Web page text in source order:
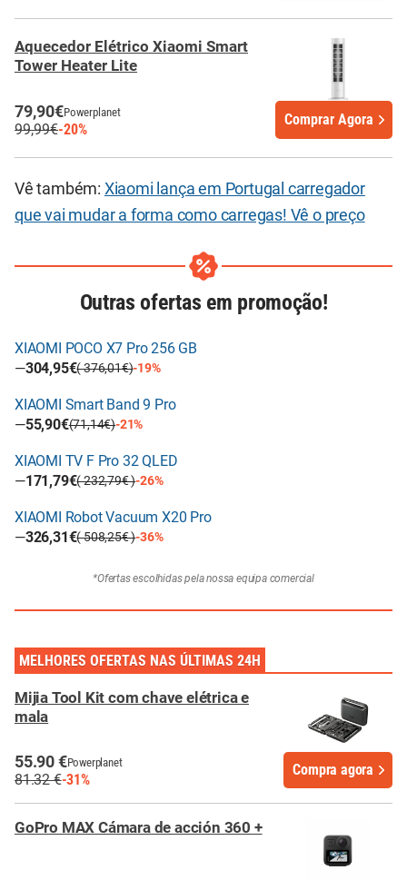
Aquecedor Elétrico Xiaomi Smart
Tower Heater Lite
79,90€Powerplanet
99,99€-20%
Comprar Agora
Vê também: Xiaomi lança em Portugal carregador
que vai mudar a forma como carregas! Vê o preço
Outras ofertas em promoção!
XIAOMI POCO X7 Pro 256 GB
—304,95€( 376,01€)-19%
XIAOMI Smart Band 9 Pro
—55,90€(71,14€)-21%
XIAOMI TV F Pro 32 QLED
—171,79€( 232,79€ )-26%
XIAOMI Robot Vacuum X20 Pro
—326,31€( 508,25€ )-36%
*Ofertas escolhidas pela nossa equipa comercial
MELHORES OFERTAS NAS ÚLTIMAS 24H
Mijia Tool Kit com chave elétrica e
mala
55.90 €Powerplanet
81.32 €-31%
Compra agora
GoPro MAX Cámara de acción 360 +